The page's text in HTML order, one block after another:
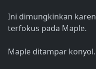
Ini dimungkinkan
terfokus pada Maple.
Maple ditampar konyol.